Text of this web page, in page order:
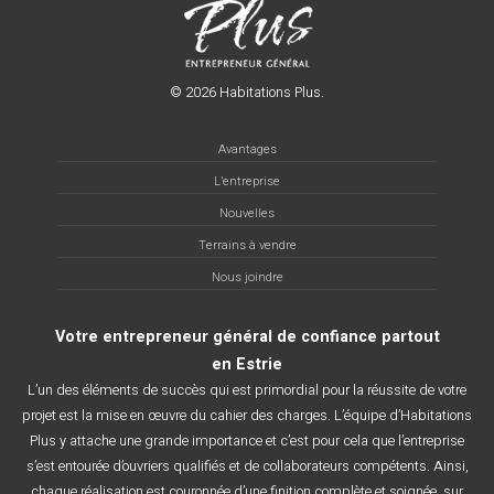
© 2026 Habitations Plus.
Avantages
L’entreprise
Nouvelles
Terrains à vendre
Nous joindre
Votre entrepreneur général de confiance partout
en Estrie
L’un des éléments de succès qui est primordial pour la réussite de votre
projet est la mise en œuvre du cahier des charges. L’équipe d’Habitations
Plus y attache une grande importance et c’est pour cela que l’entreprise
s’est entourée d’ouvriers qualifiés et de collaborateurs compétents. Ainsi,